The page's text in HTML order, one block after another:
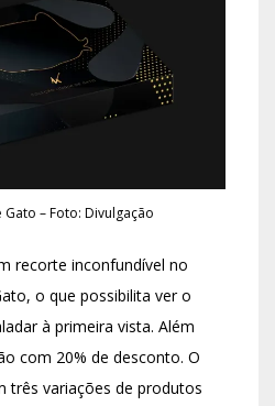
Gato – Foto: Divulgação
recorte inconfundível no
o que possibilita ver o
à primeira vista. Além
com 20% de desconto. O
três variações de produtos